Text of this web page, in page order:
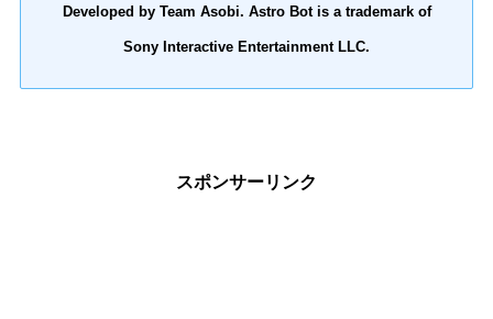
Developed by Team Asobi. Astro Bot is a trademark of
Sony Interactive Entertainment LLC.
スポンサーリンク